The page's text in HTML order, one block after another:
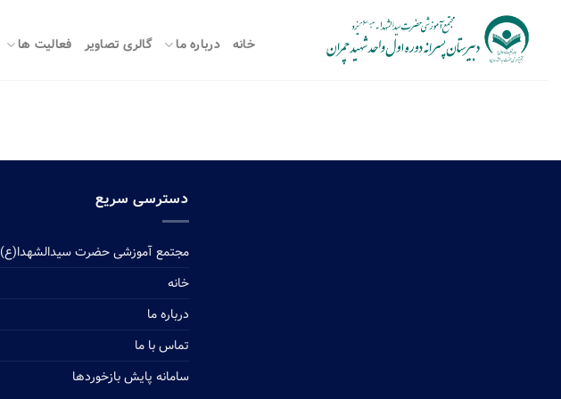
content
خانه درباره ما گالری تصاویر فعالیت ها
دسترسی سریع
مجتمع آموزشی حضرت سیدالشهدا(ع)
خانه
درباره ما
تماس با ما
سامانه پایش بازخوردها